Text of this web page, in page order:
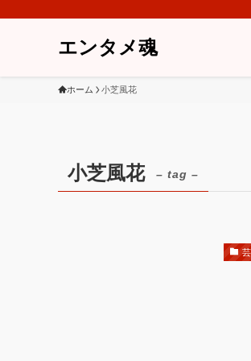
エンタメ魂
ホーム 小芝風花
小芝風花 – tag –